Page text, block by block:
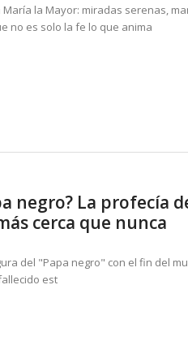
la Mayor: miradas serenas,
no es solo la fe lo que anima
negro? La profecía
cerca que nunca
del "Papa negro" con el fin del
est